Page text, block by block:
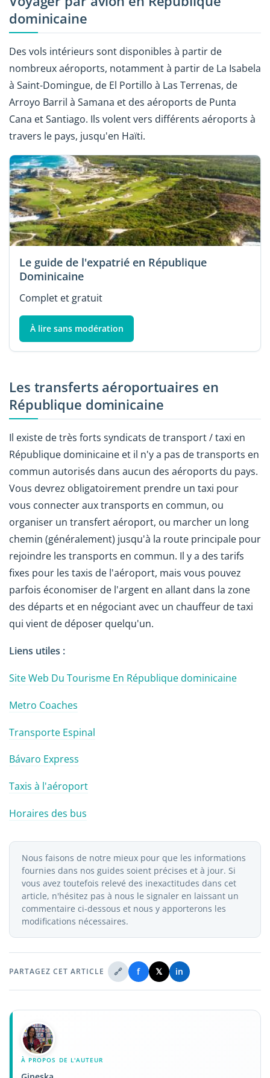
dominicaine
Des vols intérieurs sont disponibles à partir de
nombreux aéroports, notamment à partir de La Isabela
à Saint-Domingue, de El Portillo à Las Terrenas, de
Arroyo Barril à Samana et des aéroports de Punta
Cana et Santiago. Ils volent vers différents aéroports à
travers le pays, jusqu'en Haïti.
Le guide de l'expatrié en République
Dominicaine
Complet et gratuit
À lire sans modération
Les transferts aéroportuaires en
République dominicaine
Il existe de très forts syndicats de transport / taxi en
République dominicaine et il n'y a pas de transports en
commun autorisés dans aucun des aéroports du pays.
Vous devrez obligatoirement prendre un taxi pour
vous connecter aux transports en commun, ou
organiser un transfert aéroport, ou marcher un long
chemin (généralement) jusqu'à la route principale pour
rejoindre les transports en commun. Il y a des tarifs
fixes pour les taxis de l'aéroport, mais vous pouvez
parfois économiser de l'argent en allant dans la zone
des départs et en négociant avec un chauffeur de taxi
qui vient de déposer quelqu'un.
Liens utiles :
Site Web Du Tourisme En République dominicaine
Metro Coaches
Transporte Espinal
Bávaro Express
Taxis à l'aéroport
Horaires des bus
Nous faisons de notre mieux pour que les informations
fournies dans nos guides soient précises et à jour. Si
vous avez toutefois relevé des inexactitudes dans cet
article, n'hésitez pas à nous le signaler en laissant un
commentaire ci-dessous et nous y apporterons les
modifications nécessaires.
PARTAGEZ CET ARTICLE 🔗 f 𝕏 in
À PROPOS DE L'AUTEUR